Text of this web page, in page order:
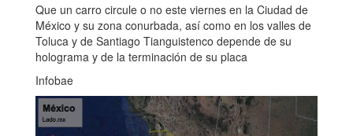
Que un carro circule o no este viernes en la Ciudad de
México y su zona conurbada, así como en los valles de
Toluca y de Santiago Tianguistenco depende de su
holograma y de la terminación de su placa
Infobae